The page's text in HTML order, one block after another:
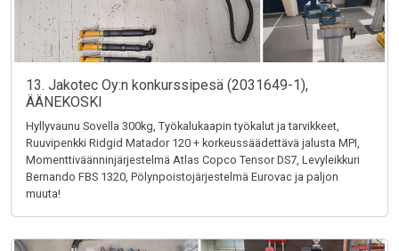
13. Jakotec Oy:n konkurssipesä (2031649-1),
ÄÄNEKOSKI
Hyllyvaunu Sovella 300kg, Työkalukaapin työkalut ja tarvikkeet,
Ruuvipenkki Ridgid Matador 120 + korkeussäädettävä jalusta MPI,
Momenttiväänninjärjestelmä Atlas Copco Tensor DS7, Levyleikkuri
Bernando FBS 1320, Pölynpoistojärjestelmä Eurovac ja paljon
muuta!